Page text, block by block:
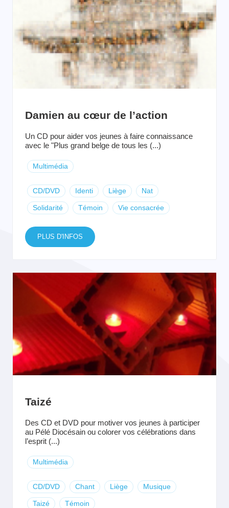
Damien au cœur de l’action
Un CD pour aider vos jeunes à faire connaissance
avec le "Plus grand belge de tous les (...)
Multimédia
CD/DVD Identi Liège Nat
Solidarité Témoin Vie consacrée
PLUS D'INFOS
Taizé
Des CD et DVD pour motiver vos jeunes à participer
au Pélé Diocésain ou colorer vos célébrations dans
l’esprit (...)
Multimédia
CD/DVD Chant Liège Musique
Taizé Témoin